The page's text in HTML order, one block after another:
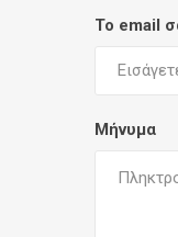
Το email
Μήνυμα